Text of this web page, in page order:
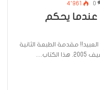
0 4٬961
يحكم
مقدمة الطبعة الثانية